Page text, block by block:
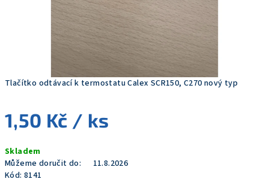
Tlačítko odtávací k termostatu Calex SCR150, C270 nový typ
1,50 Kč / ks
cena:
Skladem
Můžeme doručit do:
11.8.2026
Kód: 8141